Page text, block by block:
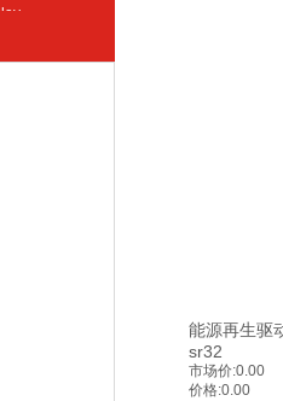
能源再生驱
sr32
市场价:0.00
价格:0.00